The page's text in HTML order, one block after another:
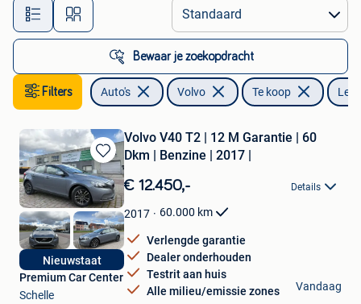
Alle afstanden…
Bewaar je zoekopdracht
Filters Auto's Volvo Te koop
Bewaren
in
Mijn
Favorieten
Nieuwstaat
Volvo V40 T2 | 12 M Garantie | 60
Dkm | Benzine | 2017 |
€ 12.450,- Details
2017 60.000 km
Verlengde garantie
Dealer onderhouden
Testrit aan huis
Alle milieu/emissie zones
Premium Car Center
Schelle
Vandaag